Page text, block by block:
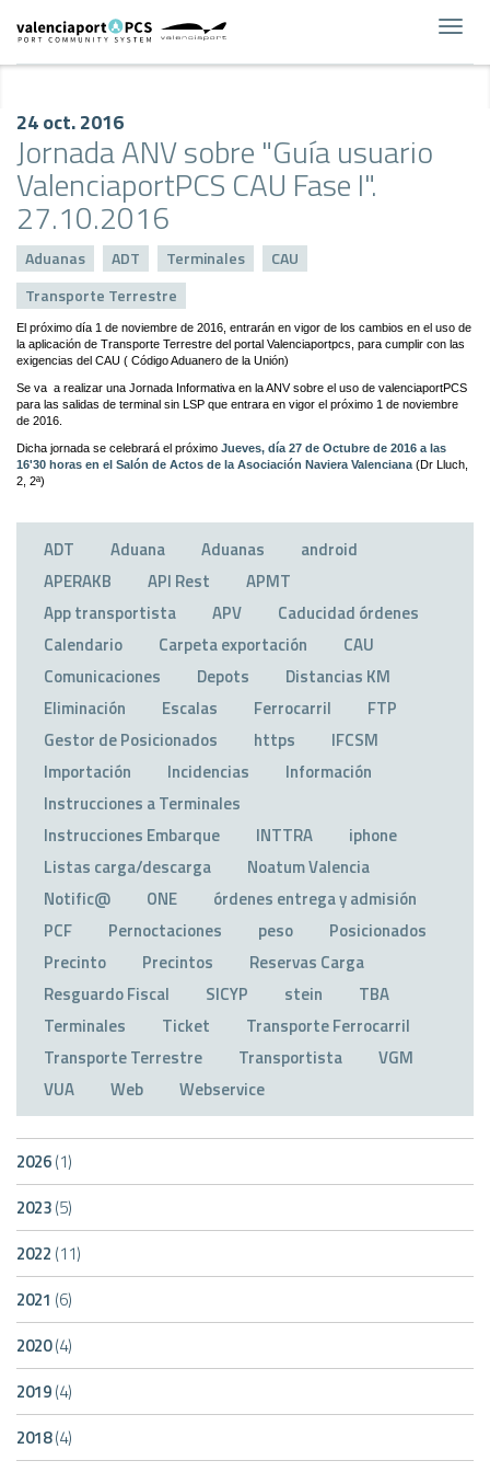
24 oct. 2016
Jornada ANV sobre "Guía usuario
ValenciaportPCS CAU Fase I".
27.10.2016
Aduanas ADT Terminales
CAU
Transporte Terrestre
El próximo día 1 de noviembre de 2016, entrarán en vigor de los cambios en el uso de
la aplicación de Transporte Terrestre del portal Valenciaportpcs, para cumplir con las
exigencias del CAU ( Código Aduanero de la Unión)
Se va a realizar una Jornada Informativa en la ANV sobre el uso de valenciaportPCS
para las salidas de terminal sin LSP que entrara en vigor el próximo 1 de noviembre
de 2016.
Dicha jornada se celebrará el próximo Jueves, día 27 de Octubre de 2016 a las
16'30 horas en el Salón de Actos de la Asociación Naviera Valenciana (Dr Lluch,
2, 2ª)
ADT Aduana Aduanas
android
APERAKB
API Rest
APMT
App transportista
APV
Caducidad órdenes
Calendario
Carpeta exportación
CAU
Comunicaciones
Depots
Distancias KM
Eliminación
Escalas Ferrocarril
FTP
Gestor de Posicionados
https
IFCSM
Importación
Incidencias
Información
Instrucciones a Terminales
Instrucciones Embarque
INTTRA
iphone
Listas carga/descarga
Noatum Valencia
Notific@
ONE
órdenes entrega y admisión
PCF
Pernoctaciones peso
Posicionados
Precinto
Precintos
Reservas Carga
Resguardo Fiscal
SICYP stein
TBA
Terminales
Ticket
Transporte Ferrocarril
Transporte Terrestre
Transportista
VGM
VUA
Web Webservice
2026(1)
2023(5)
2022 (11)
2021 (6)
2020(4)
2019(4)
2018(4)